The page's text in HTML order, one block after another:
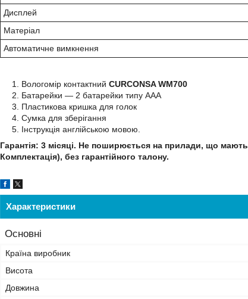
Дисплей
Матеріал
Автоматичне вимкнення
Вологомір контактний CURCONSA WM700
Батарейки — 2 батарейки типу ААА
Пластикова кришка для голок
Сумка для зберігання
Інструкція англійською мовою.
Гарантія: 3 місяці. Не поширюється на прилади, що
Комплектація), без гарантійного талону.
Характеристики
Основні
Країна виробник
Висота
Довжина